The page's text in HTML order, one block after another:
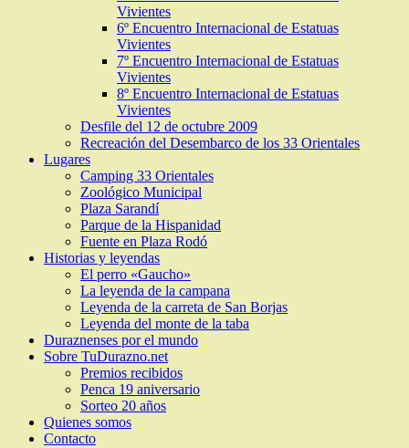
Vivientes
6º Encuentro Internacional de Estatuas
Vivientes
7º Encuentro Internacional de Estatuas
Vivientes
8º Encuentro Internacional de Estatuas
Vivientes
Desfile del 12 de octubre 2009
Recreación del Desembarco de los 33 Orientales
Lugares
Camping 33 Orientales
Zoológico Municipal
Plaza Sarandí
Parque de la Hispanidad
Fuente en Plaza Rodó
Historias y leyendas
El perro «Gaucho»
La leyenda de la campana
Leyenda de la carreta de San Borjas
Leyenda del monte de la taba
Duraznenses por el mundo
Sobre TuDurazno.net
Premios recibidos
Penca 19 aniversario
Sorteo 20 años
Quienes somos
Contacto